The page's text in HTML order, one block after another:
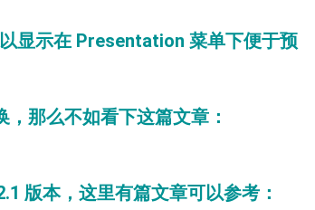
显示在 Presentation 菜单下便于预
那么不如看下这篇文章：
版本，这里有篇文章可以参考：